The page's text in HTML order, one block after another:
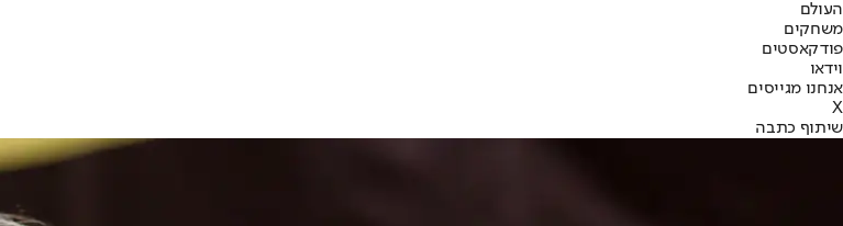
העולם
משחקים
פודקאסטים
וידאו
אנחנו מגייסים
X
שיתוף כתבה